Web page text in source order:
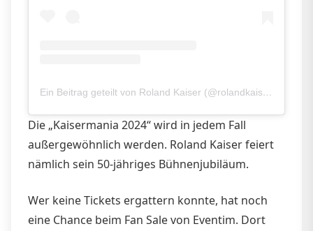
Ein Beitrag geteilt von Roland Kaiser (@rolandkaiseroffiziell)
Die „Kaisermania 2024“ wird in jedem Fall
außergewöhnlich werden. Roland Kaiser feiert
nämlich sein 50-jähriges Bühnenjubiläum.
Wer keine Tickets ergattern konnte, hat noch
eine Chance beim Fan Sale von Eventim. Dort